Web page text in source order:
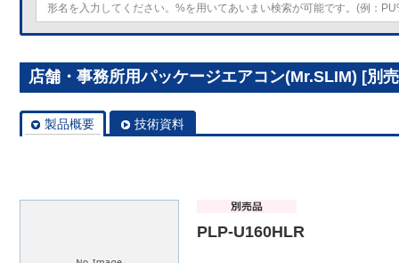
店舗・事務所用パッケージエアコン(Mr.SLIM) [別
製品概要 技術資料
PLP-U160HLR